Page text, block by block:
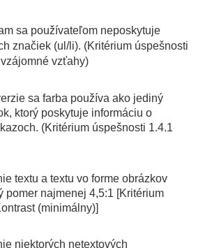
sa používateľom neposkytuje
značiek (ul/li). (Kritérium úspešnosti
vzťahy)
sa farba používa ako jediný
ktorý poskytuje informáciu o
(Kritérium úspešnosti 1.4.1
textu a textu vo forme obrázkov
pomer najmenej 4,5:1 [Kritérium
(minimálny)]
niektorých netextových